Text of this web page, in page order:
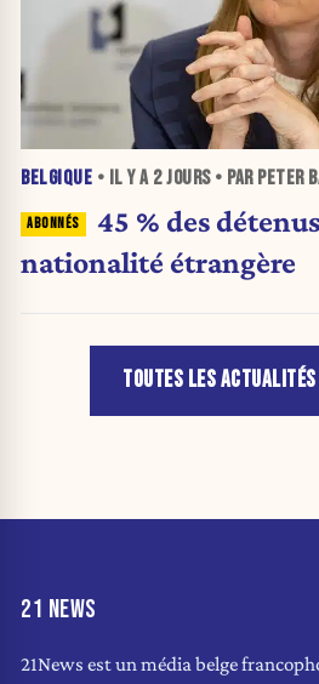
BELGIQUE • IL Y A 2 JOURS• PAR PETER
45 % des
nationalité étrangère
TOUTES LES
21 NEWS
21News est un média belge